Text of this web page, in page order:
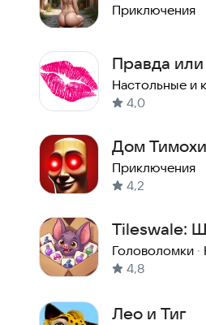
Квест
Приключения
Правда
Настольные и
4,0
Дом
Игра
Приключения
4,2
Tileswale:
Головоломки ·
4,8
Лео и Тиг